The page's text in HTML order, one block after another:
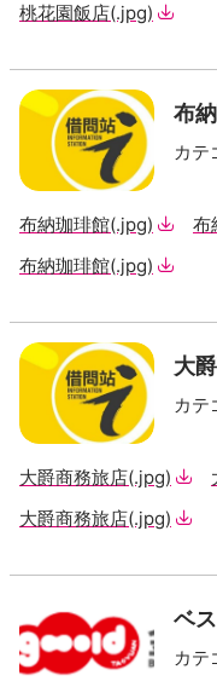
桃花園飯店(.jpg)
布
カテ
布納珈琲館(.jpg) 布
布納珈琲館(.jpg)
大
カテ
大爵商務旅店(.jpg)
大爵商務旅店(.jpg)
ベ
カテ